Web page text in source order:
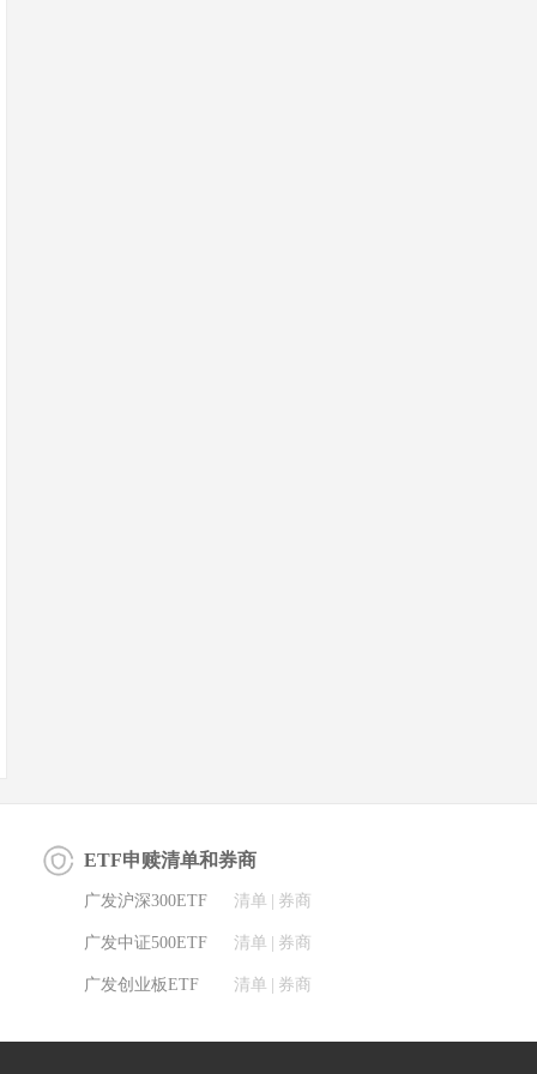
ETF申赎清单和券商
广发沪深300ETF 券商
清单
广发中证500ETF 券商
清单
广发创业板ETF 券商
清单